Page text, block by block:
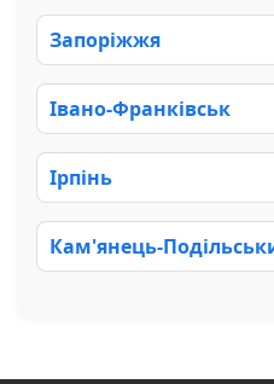
Запоріжжя
Івано-Франківськ
Ірпінь
Кам'янець-